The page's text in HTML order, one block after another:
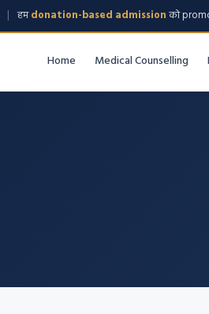
| हमdonation-based admissionको
Home Medical Counselling